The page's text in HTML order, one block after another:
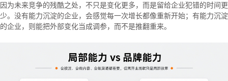
因为未来竞争的残酷之处，不只是变化更多，而是留给企业犯错的时间更
少。没有能力沉淀的企业，会感觉每一次增长都像重新开始；有能力沉淀
的企业，则能把外部变化当成调参，而不是推翻重来。